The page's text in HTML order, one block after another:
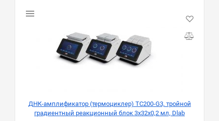
ДНК-амплификатор (термоциклер) TC200-G3, тройной
градиентный реакционный блок 3х32х0,2 мл, Dlab